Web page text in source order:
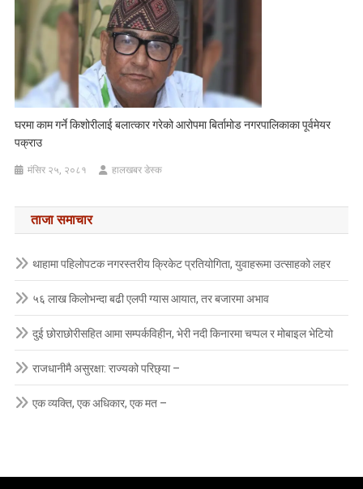
घरमा काम गर्ने किशोरीलाई बलात्कार गरेको आरोपमा बिर्तामोड नगरपालिकाका पूर्वमेयर
पक्राउ
मंसिर २५, २०८१ हालखबर डेस्क
ताजा समाचार
थाहामा पहिलोपटक नगरस्तरीय क्रिकेट प्रतियोगिता, युवाहरूमा उत्साहको लहर
५६ लाख किलोभन्दा बढी एलपी ग्यास आयात, तर बजारमा अभाव
दुई छोराछोरीसहित आमा सम्पर्कविहीन, भेरी नदी किनारमा चप्पल र मोबाइल भेटियो
राजधानीमै असुरक्षा: राज्यको परिछ्या –
एक व्यक्ति, एक अधिकार, एक मत –